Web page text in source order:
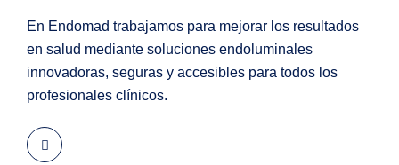
En Endomad trabajamos para mejorar los resultados
en salud mediante soluciones endoluminales
innovadoras, seguras y accesibles para todos los
profesionales clínicos.